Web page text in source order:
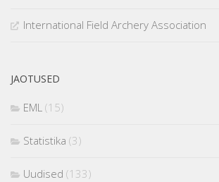
International Field Archery Association
JAOTUSED
EML (15)
Statistika (3)
Uudised (133)